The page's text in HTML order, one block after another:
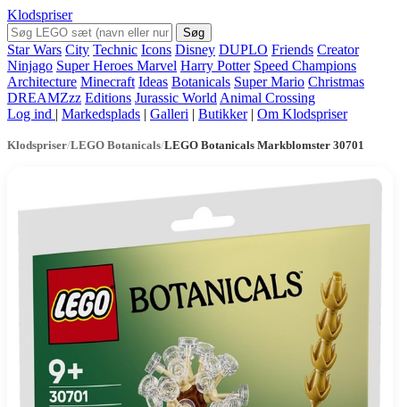
Klodspriser
Søg
Star Wars City Technic Icons Disney DUPLO Friends Creator
Ninjago Super Heroes Marvel Harry Potter Speed Champions
Architecture Minecraft Ideas Botanicals Super Mario Christmas
DREAMZzz Editions Jurassic World Animal Crossing
Log ind | Markedsplads | Galleri | Butikker | Om Klodspriser
Klodspriser/LEGO Botanicals/LEGO Botanicals Markblomster 30701